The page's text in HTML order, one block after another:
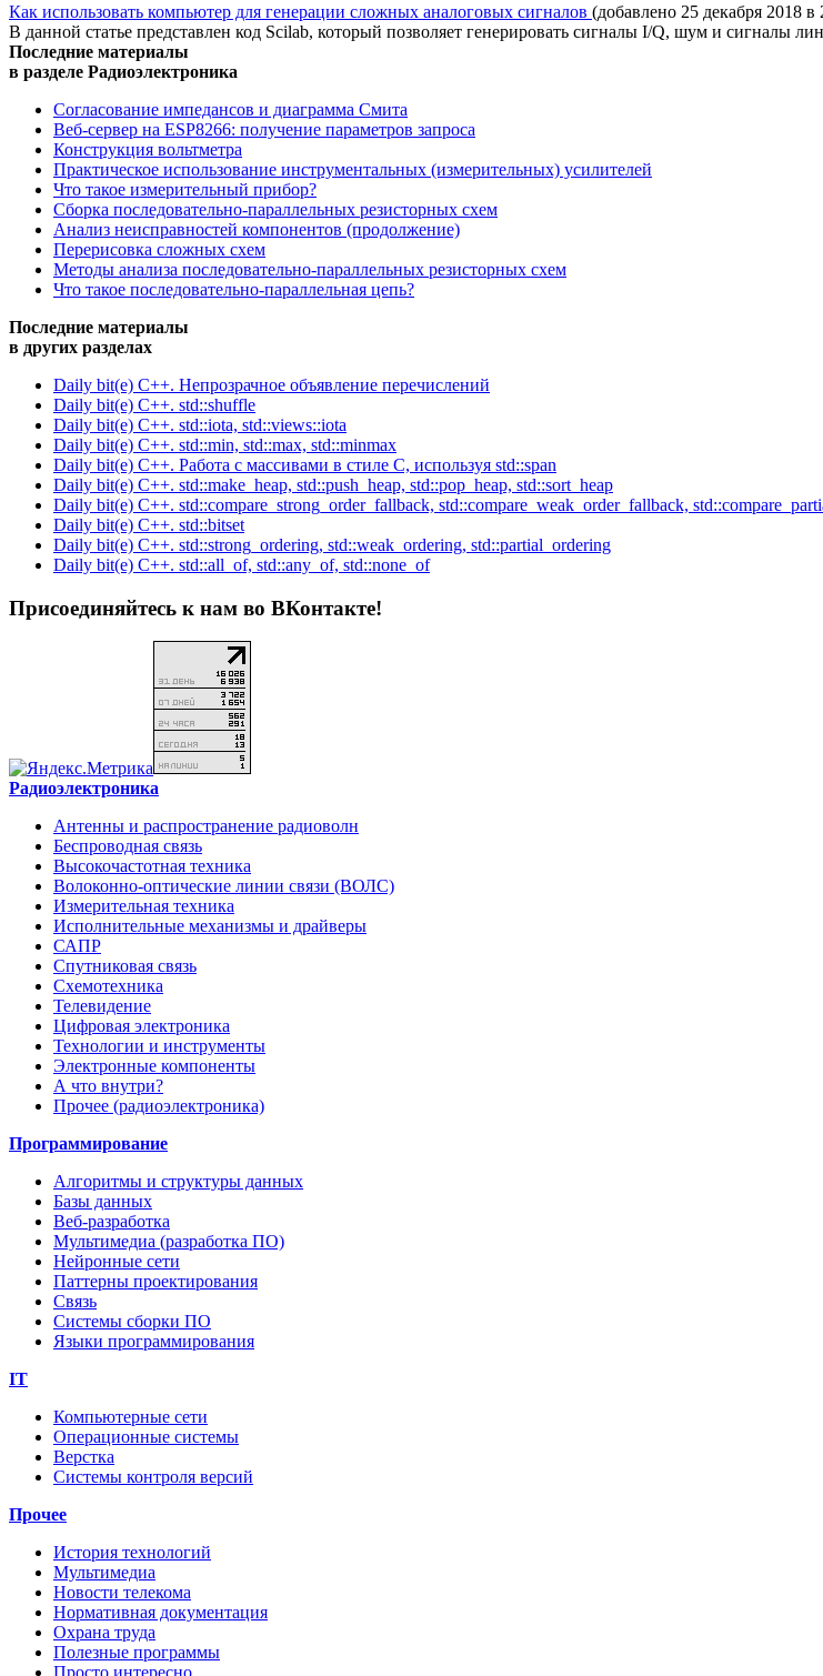
Как использовать компьютер для генерации сложных аналоговых сигналов (добавлено 25 декабря 2018 в
В данной статье представлен код Scilab, который позволяет генерировать сигналы I/Q, шум и сигналы
Последние материалы
в разделе Радиоэлектроника
Согласование импедансов и диаграмма Смита
Веб-сервер на ESP8266: получение параметров запроса
Конструкция вольтметра
Практическое использование инструментальных (измерительных) усилителей
Что такое измерительный прибор?
Сборка последовательно-параллельных резисторных схем
Анализ неисправностей компонентов (продолжение)
Перерисовка сложных схем
Методы анализа последовательно-параллельных резисторных схем
Что такое последовательно-параллельная цепь?
Последние материалы
в других разделах
Daily bit(e) C++. Непрозрачное объявление перечислений
Daily bit(e) C++. std::shuffle
Daily bit(e) C++. std::iota, std::views::iota
Daily bit(e) C++. std::min, std::max, std::minmax
Daily bit(e) C++. Работа с массивами в стиле C, используя std::span
Daily bit(e) C++. std::make_heap, std::push_heap, std::pop_heap, std::sort_heap
Daily bit(e) C++. std::compare_strong_order_fallback, std::compare_weak_order_fallback,
Daily bit(e) C++. std::bitset
Daily bit(e) C++. std::strong_ordering, std::weak_ordering, std::partial_ordering
Daily bit(e) C++. std::all_of, std::any_of, std::none_of
Присоединяйтесь к нам во ВКонтакте!
Радиоэлектроника
Антенны и распространение радиоволн
Беспроводная связь
Высокочастотная техника
Волоконно-оптические линии связи (ВОЛС)
Измерительная техника
Исполнительные механизмы и драйверы
САПР
Спутниковая связь
Схемотехника
Телевидение
Цифровая электроника
Технологии и инструменты
Электронные компоненты
А что внутри?
Прочее (радиоэлектроника)
Программирование
Алгоритмы и структуры данных
Базы данных
Веб-разработка
Мультимедиа (разработка ПО)
Нейронные сети
Паттерны проектирования
Связь
Системы сборки ПО
Языки программирования
IT
Компьютерные сети
Операционные системы
Верстка
Системы контроля версий
Прочее
История технологий
Мультимедиа
Новости телекома
Нормативная документация
Охрана труда
Полезные программы